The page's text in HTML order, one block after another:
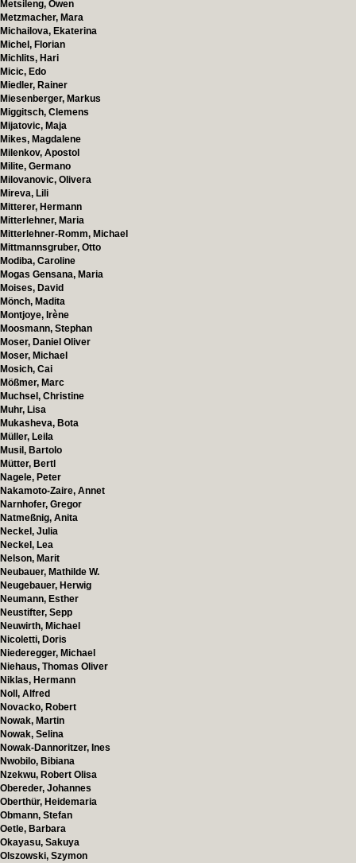
Metsileng, Owen
Metzmacher, Mara
Michailova, Ekaterina
Michel, Florian
Michlits, Hari
Micic, Edo
Miedler, Rainer
Miesenberger, Markus
Miggitsch, Clemens
Mijatovic, Maja
Mikes, Magdalene
Milenkov, Apostol
Milite, Germano
Milovanovic, Olivera
Mireva, Lili
Mitterer, Hermann
Mitterlehner, Maria
Mitterlehner-Romm, Michael
Mittmannsgruber, Otto
Modiba, Caroline
Mogas Gensana, Maria
Moises, David
Mönch, Madita
Montjoye, Irène
Moosmann, Stephan
Moser, Daniel Oliver
Moser, Michael
Mosich, Cai
Mößmer, Marc
Muchsel, Christine
Muhr, Lisa
Mukasheva, Bota
Müller, Leila
Musil, Bartolo
Mütter, Bertl
Nagele, Peter
Nakamoto-Zaire, Annet
Narnhofer, Gregor
Natmeßnig, Anita
Neckel, Julia
Neckel, Lea
Nelson, Marit
Neubauer, Mathilde W.
Neugebauer, Herwig
Neumann, Esther
Neustifter, Sepp
Neuwirth, Michael
Nicoletti, Doris
Niederegger, Michael
Niehaus, Thomas Oliver
Niklas, Hermann
Noll, Alfred
Novacko, Robert
Nowak, Martin
Nowak, Selina
Nowak-Dannoritzer, Ines
Nwobilo, Bibiana
Nzekwu, Robert Olisa
Obereder, Johannes
Oberthür, Heidemaria
Obmann, Stefan
Oetle, Barbara
Okayasu, Sakuya
Olszowski, Szymon